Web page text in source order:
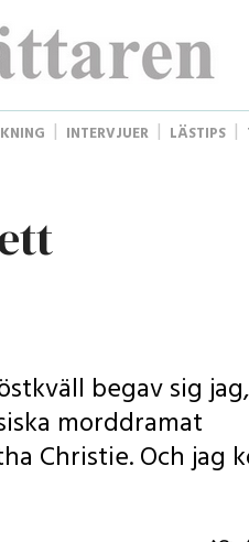
INTERVJUER LÄSTIPS
begav sig
morddramat
Christie. Och jag